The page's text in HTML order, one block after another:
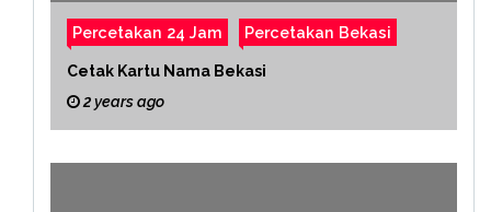
Percetakan 24 Jam Percetakan Bekasi
Cetak Kartu Nama Bekasi
2 years ago